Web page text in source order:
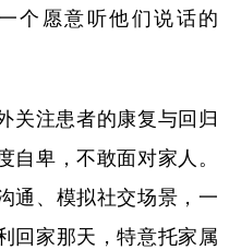
个愿意听他们说话的
注患者的康复与回归
卑，不敢面对家人。
通、模拟社交场景，一
回家那天，特意托家属